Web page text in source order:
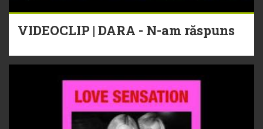
VIDEOCLIP | DARA - N-am răspuns